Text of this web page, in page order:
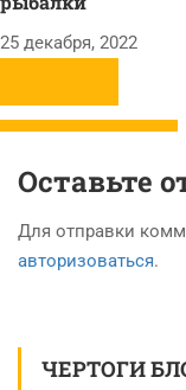
25 декабря, 2022
Оставьте
Для отправки
авторизоваться.
ЧЕРТОГИ